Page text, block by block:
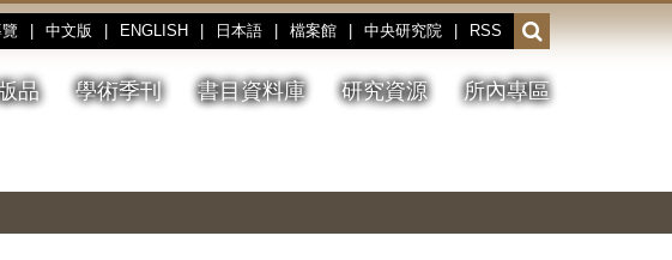
中文版 ENGLISH 日本語 檔案館 中央研究院 RSS
開
啟
或
收
品 學術季刊 書目資料庫 研究資源 所內專區
停、
圖
圖
結